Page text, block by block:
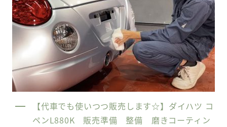
【代車でも使いつつ販売します☆】ダイハツ コ
ペンL880K 販売準備 整備 磨きコーティン